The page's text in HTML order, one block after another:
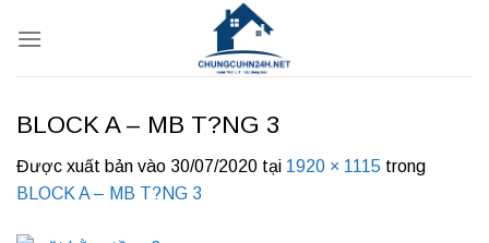
qua
BLOCK A – MB T?NG 3
Được xuất bản vào 30/07/2020 tại 1920 × 1115 trong
BLOCK A – MB T?NG 3